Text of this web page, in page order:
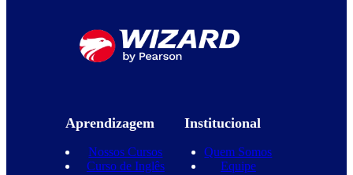
Aprendizagem
Nossos Cursos
Curso de Inglês
Institucional
Quem Somos
Equipe